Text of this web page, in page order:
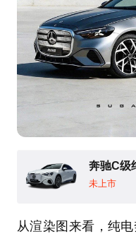
奔驰C级
未上市
从渲染图来看，纯